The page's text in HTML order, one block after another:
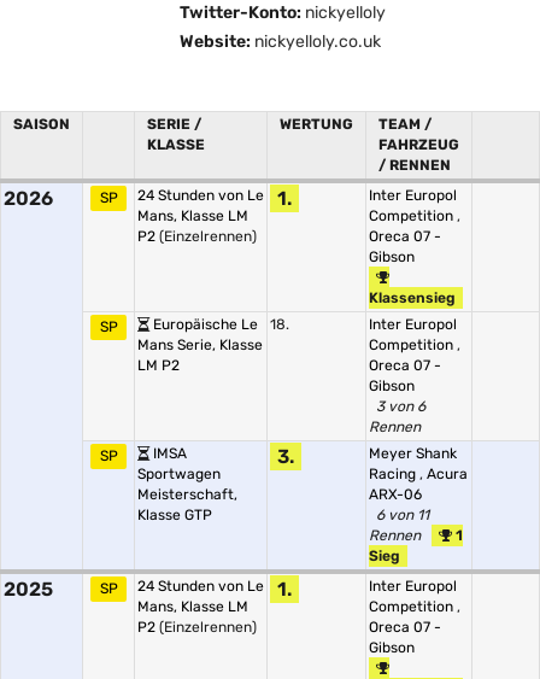
Twitter-Konto: nickyelloly
Website: nickyelloly.co.uk
SAISON
SERIE /
KLASSE
WERTUNG
TEAM /
FAHRZEUG
/ RENNEN
2026 SP
24 Stunden von Le
Mans, Klasse LM
P2 (Einzelrennen)
1.
Inter Europol
Competition ,
Oreca 07 -
Gibson
Klassensieg
SP
Europäische Le
Mans Serie, Klasse
LM P2
18.
Inter Europol
Competition ,
Oreca 07 -
Gibson
3 von 6
Rennen
SP
IMSA
Sportwagen
Meisterschaft,
Klasse GTP
3.
Meyer Shank
Racing , Acura
ARX-06
6 von 11
Rennen
1
Sieg
2025 SP
24 Stunden von Le
Mans, Klasse LM
P2 (Einzelrennen)
1.
Inter Europol
Competition ,
Oreca 07 -
Gibson